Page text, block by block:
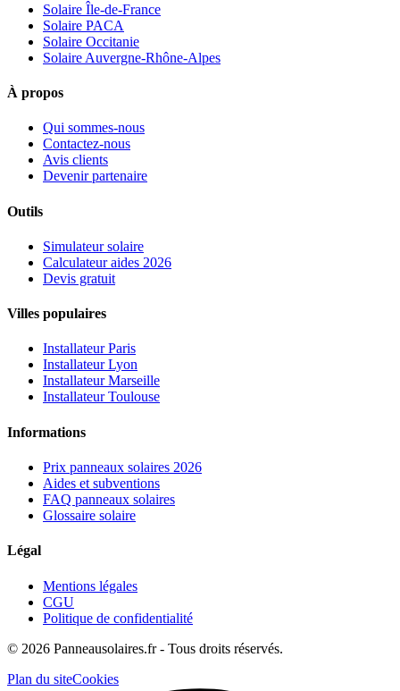
Solaire Île-de-France
Solaire PACA
Solaire Occitanie
Solaire Auvergne-Rhône-Alpes
À propos
Qui sommes-nous
Contactez-nous
Avis clients
Devenir partenaire
Outils
Simulateur solaire
Calculateur aides 2026
Devis gratuit
Villes populaires
Installateur Paris
Installateur Lyon
Installateur Marseille
Installateur Toulouse
Informations
Prix panneaux solaires 2026
Aides et subventions
FAQ panneaux solaires
Glossaire solaire
Légal
Mentions légales
CGU
Politique de confidentialité
© 2026 Panneausolaires.fr - Tous droits réservés.
Plan du siteCookies